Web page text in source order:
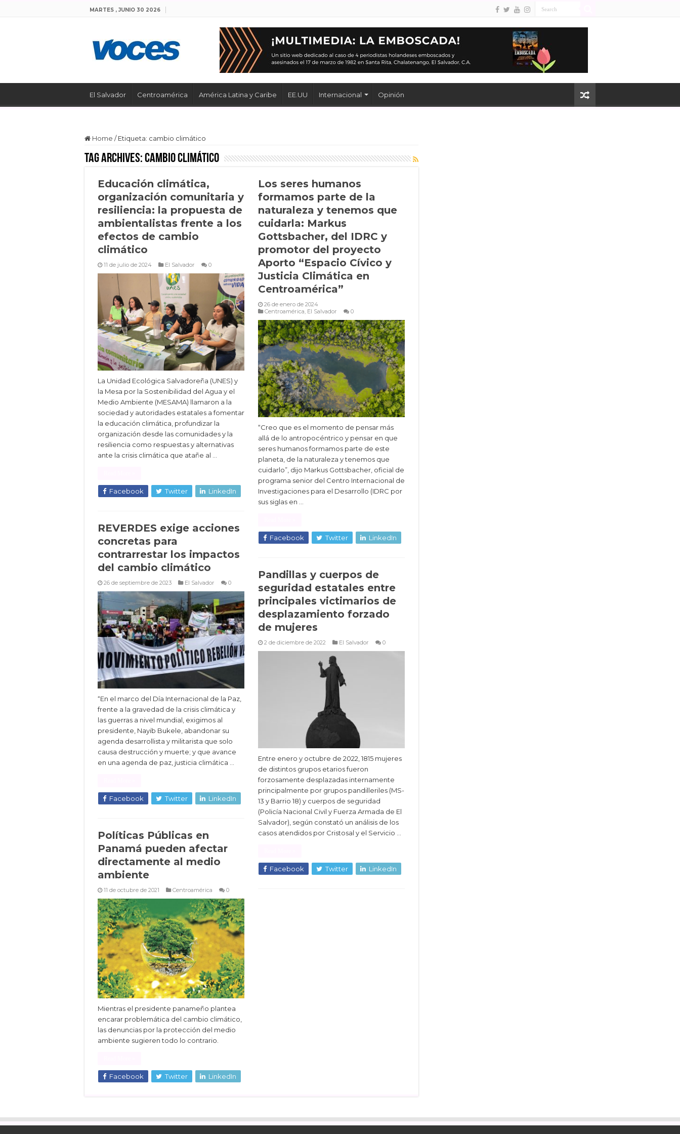
MARTES , JUNIO 30 2026
El Salvador Centroamérica América Latina y Caribe EE.UU Internacional Opinión
Home / Etiqueta: cambio climático
Tag Archives:cambio climático
Educación climática,
organización comunitaria y
resiliencia: la propuesta de
ambientalistas frente a los
efectos de cambio
climático
11 de julio de 2024 El Salvador 0
La Unidad Ecológica Salvadoreña (UNES) y
la Mesa por la Sostenibilidad del Agua y el
Medio Ambiente (MESAMA) llamaron a la
sociedad y autoridades estatales a fomentar
la educación climática, profundizar la
organización desde las comunidades y la
resiliencia como respuestas y alternativas
ante la crisis climática que atañe al …
Facebook Twitter LinkedIn
Los seres humanos
formamos parte de la
naturaleza y tenemos que
cuidarla: Markus
Gottsbacher, del IDRC y
promotor del proyecto
Aporto “Espacio Cívico y
Justicia Climática en
Centroamérica”
26 de enero de 2024
Centroamérica, El Salvador 0
“Creo que es el momento de pensar más
allá de lo antropocéntrico y pensar en que
seres humanos formamos parte de este
planeta, de la naturaleza y tenemos que
cuidarlo”, dijo Markus Gottsbacher, oficial de
programa senior del Centro Internacional de
Investigaciones para el Desarrollo (IDRC por
sus siglas en …
Facebook Twitter LinkedIn
REVERDES exige acciones
concretas para
contrarrestar los impactos
del cambio climático
26 de septiembre de 2023 El Salvador 0
“En el marco del Día Internacional de la Paz,
frente a la gravedad de la crisis climática y
las guerras a nivel mundial, exigimos al
presidente, Nayib Bukele, abandonar su
agenda desarrollista y militarista que solo
causa destrucción y muerte; y que avance
en una agenda de paz, justicia climática …
Facebook Twitter LinkedIn
Pandillas y cuerpos de
seguridad estatales entre
principales victimarios de
desplazamiento forzado
de mujeres
2 de diciembre de 2022 El Salvador 0
Entre enero y octubre de 2022, 1815 mujeres
de distintos grupos etarios fueron
forzosamente desplazadas internamente
principalmente por grupos pandilleriles (MS-
13 y Barrio 18) y cuerpos de seguridad
(Policía Nacional Civil y Fuerza Armada de El
Salvador), según constató un análisis de los
casos atendidos por Cristosal y el Servicio …
Facebook Twitter LinkedIn
Políticas Públicas en
Panamá pueden afectar
directamente al medio
ambiente
11 de octubre de 2021 Centroamérica 0
Mientras el presidente panameño plantea
encarar problemática del cambio climático,
las denuncias por la protección del medio
ambiente sugieren todo lo contrario.
Facebook Twitter LinkedIn